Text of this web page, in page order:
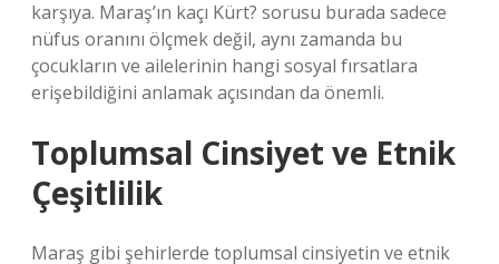
karşıya. Maraş’ın kaçı Kürt? sorusu burada sadece
nüfus oranını ölçmek değil, aynı zamanda bu
çocukların ve ailelerinin hangi sosyal fırsatlara
erişebildiğini anlamak açısından da önemli.
Toplumsal Cinsiyet ve Etnik
Çeşitlilik
Maraş gibi şehirlerde toplumsal cinsiyetin ve etnik